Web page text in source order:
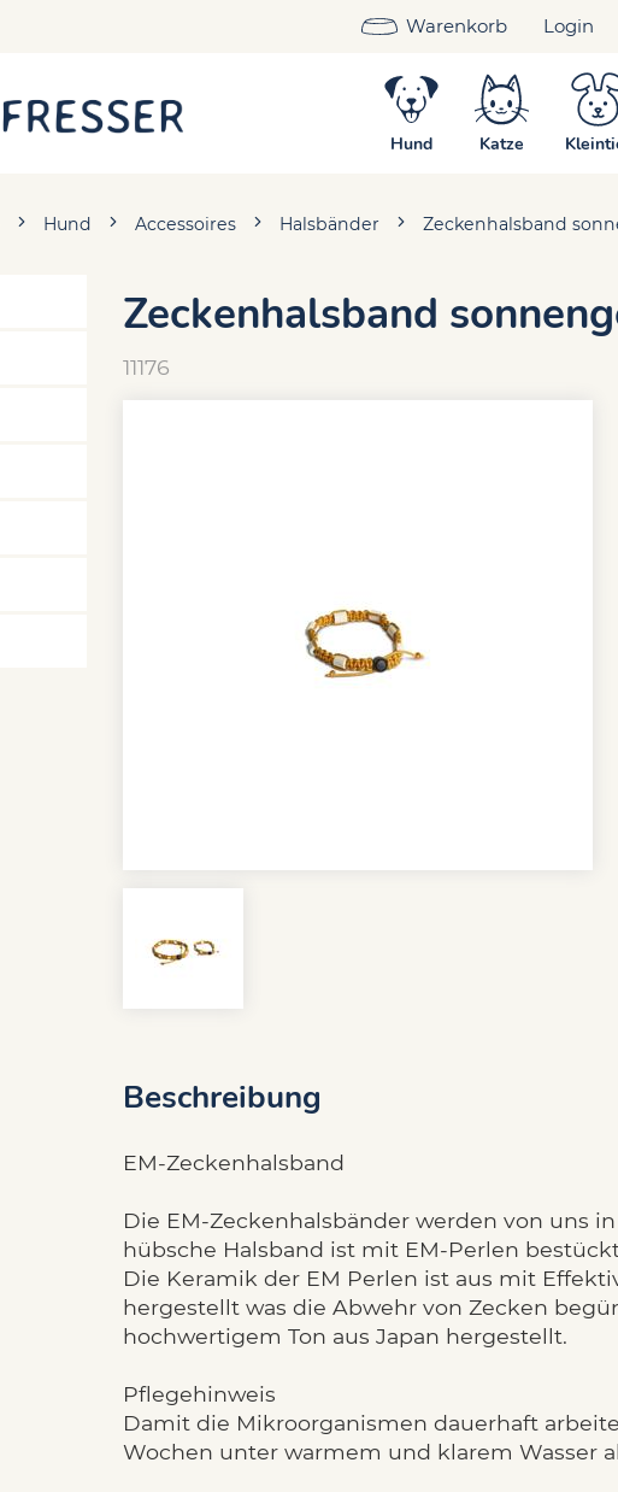
Warenkorb Login
Hund Katze
Hund Accessoires Halsbänder Zeckenhalsband
Zeckenhalsband
11176
Beschreibung
EM-Zeckenhalsband
Die EM-Zeckenhalsbänder werden von uns
hübsche Halsband ist mit EM-Perlen
Die Keramik der EM Perlen ist aus mit
hergestellt was die Abwehr von Zecken
hochwertigem Ton aus Japan hergestellt.
Pflegehinweis
Damit die Mikroorganismen dauerhaft
Wochen unter warmem und klarem Wasser